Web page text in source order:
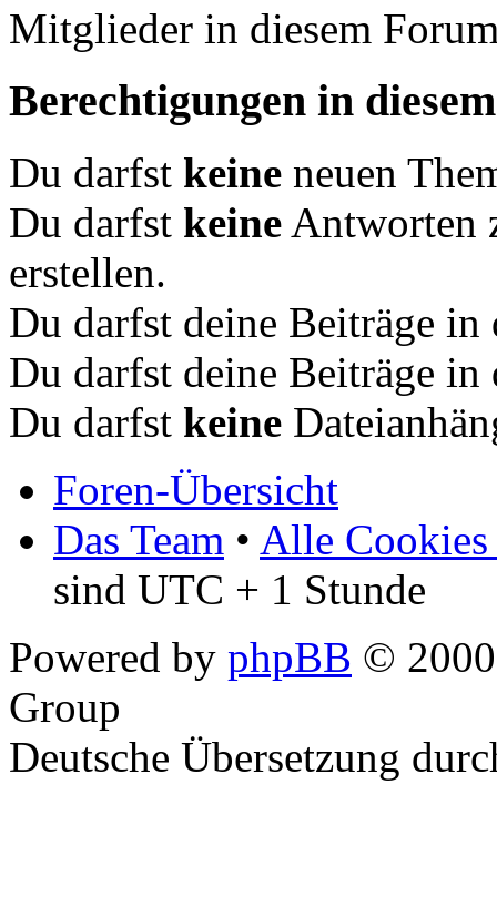
Mitglieder in diesem
Berechtigungen in
Du darfst keine neuen
Du darfst keine Antworten
erstellen.
Du darfst deine Beiträge
Du darfst deine Beiträge
Du darfst keine
Foren-Übersicht
Das Team • Alle Cookies
sind UTC + 1 Stunde
Powered by phpBB ©
Group
Deutsche Übersetzung